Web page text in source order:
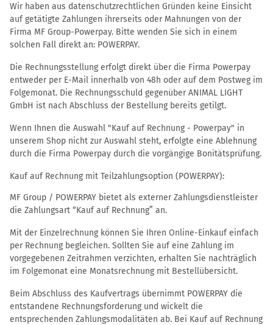
Wir haben aus datenschutzrechtlichen Gründen keine Einsicht
auf getätigte Zahlungen ihrerseits oder Mahnungen von der
Firma MF Group-Powerpay. Bitte wenden Sie sich in einem
solchen Fall direkt an: POWERPAY.
Die Rechnungsstellung erfolgt direkt über die Firma Powerpay
entweder per E-Mail innerhalb von 48h oder auf dem Postweg im
Folgemonat. Die Rechnungsschuld gegenüber ANIMAL LIGHT
GmbH ist nach Abschluss der Bestellung bereits getilgt.
Wenn Ihnen die Auswahl "Kauf auf Rechnung - Powerpay" in
unserem Shop nicht zur Auswahl steht, erfolgte eine Ablehnung
durch die Firma Powerpay durch die vorgängige Bonitätsprüfung.
Kauf auf Rechnung mit Teilzahlungsoption (POWERPAY):
MF Group / POWERPAY bietet als externer Zahlungsdienstleister
die Zahlungsart “Kauf auf Rechnung” an.
Mit der Einzelrechnung können Sie Ihren Online-Einkauf einfach
per Rechnung begleichen. Sollten Sie auf eine Zahlung im
vorgegebenen Zeitrahmen verzichten, erhalten Sie nachträglich
im Folgemonat eine Monatsrechnung mit Bestellübersicht.
Beim Abschluss des Kaufvertrags übernimmt POWERPAY die
entstandene Rechnungsforderung und wickelt die
entsprechenden Zahlungsmodalitäten ab. Bei Kauf auf Rechnung